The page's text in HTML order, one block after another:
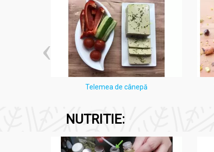
Telemea de cânepă
NUTRITIE: